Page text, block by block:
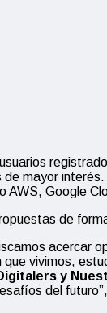
de mayor interés.
Google
de
acercar
vivimos,
y
del